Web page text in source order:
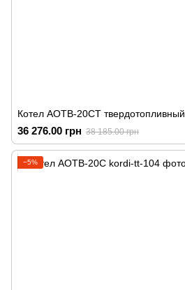
Котел АОТВ-20СТ твердотопливный
36 276.00 грн 38 185.00 грн
−5%